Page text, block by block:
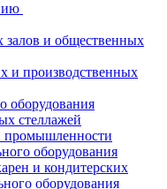
залов и общественных
и производственных
оборудования
стеллажей
промышленности
оборудования
и кондитерских
оборудования